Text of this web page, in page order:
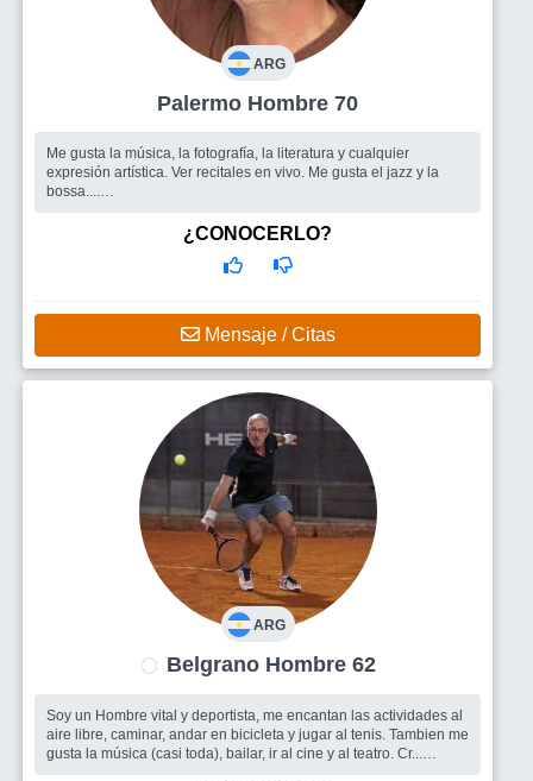
ARG
Palermo Hombre 70
Me gusta la música, la fotografía, la literatura y cualquier
expresión artística. Ver recitales en vivo. Me gusta el jazz y la
bossa....
compartir lindos momentos.¿CONOCERLO?
Mensaje / Citas
ARG
Belgrano Hombre 62
Soy un Hombre vital y deportista, me encantan las actividades al
aire libre, caminar, andar en bicicleta y jugar al tenis. Tambien me
gusta la música (casi toda), bailar, ir al cine y al teatro. Cr...